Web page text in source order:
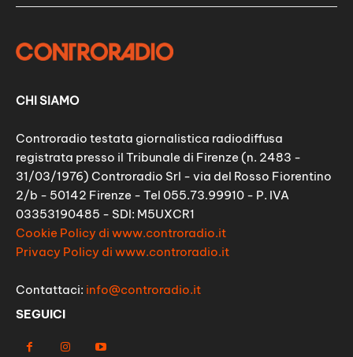
CHI SIAMO
Controradio testata giornalistica radiodiffusa
registrata presso il Tribunale di Firenze (n. 2483 -
31/03/1976) Controradio Srl - via del Rosso Fiorentino
2/b - 50142 Firenze - Tel 055.73.99910 - P. IVA
03353190485 - SDI: M5UXCR1
Cookie Policy di www.controradio.it
Privacy Policy di www.controradio.it
Contattaci: info@controradio.it
SEGUICI